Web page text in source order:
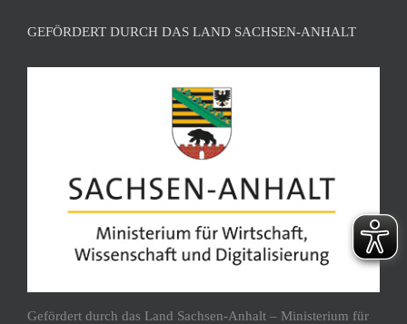
GEFÖRDERT DURCH DAS LAND SACHSEN-ANHALT
Gefördert durch das Land Sachsen-Anhalt – Ministerium für